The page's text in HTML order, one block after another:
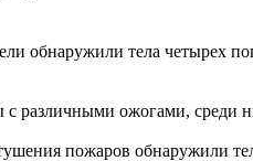
обнаружили тела четырех
различными ожогами, среди
пожаров обнаружили